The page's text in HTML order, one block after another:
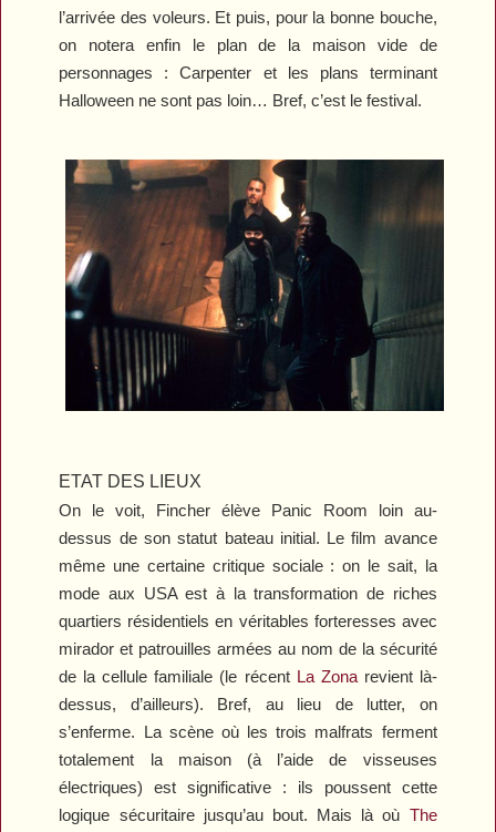
l’arrivée des voleurs. Et puis, pour la bonne bouche,
on notera enfin le plan de la maison vide de
personnages : Carpenter et les plans terminant
Halloween ne sont pas loin… Bref, c’est le festival.
ETAT DES LIEUX
On le voit, Fincher élève Panic Room loin au-
dessus de son statut bateau initial. Le film avance
même une certaine critique sociale : on le sait, la
mode aux USA est à la transformation de riches
quartiers résidentiels en véritables forteresses avec
mirador et patrouilles armées au nom de la sécurité
de la cellule familiale (le récent La Zonarevient là-
dessus, d’ailleurs). Bref, au lieu de lutter, on
s’enferme. La scène où les trois malfrats ferment
totalement la maison (à l’aide de visseuses
électriques) est significative : ils poussent cette
logique sécuritaire jusqu’au bout. Mais là où The